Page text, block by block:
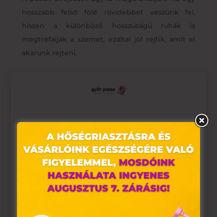
hosszabb felső fölé rövidebbet veszünk fel,
hiszen a különböző hosszúságú ruhák is
megtréfálják a szemet, ezáltal jól rejtik, amit el
akarunk rejteni.
Weboldalunkon „cookie"-kat (továbbiakban „süti")
alkalmazunk. Ezek olyan fájlok, melyek információt
tárolnak webes böngészőjében. Ehhez az Ön
hozzájárulása szükséges.
A „sütiket" az elektronikus hírközlésről szóló 2003. évi C.
törvény, az elektronikus kereskedelmi szolgáltatások, az
információs társadalommal összefüggő szolgáltatások